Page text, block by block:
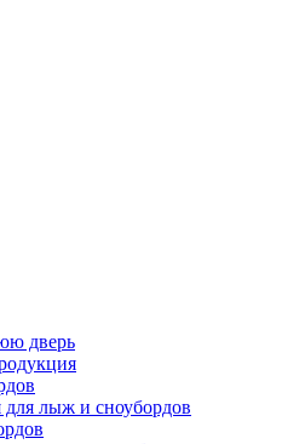
дверь
лыж и сноубордов